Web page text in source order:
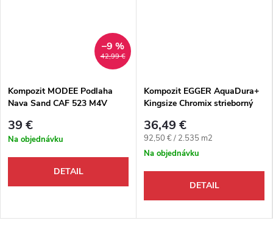
42,99 €
–9 %
Kompozit MODEE Podlaha
Nava Sand CAF 523 M4V
39 €
Na objednávku
DETAIL
Kompozit EGGER AquaDura+
Kingsize Chromix strieborný
36,49 €
Jednotková cena:
92,50 € / 2.535 m2
Na objednávku
DETAIL